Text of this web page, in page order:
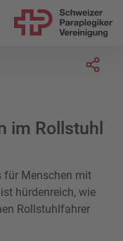
im Rollstuhl
für Menschen mit
hürdenreich, wie
Rollstuhlfahrer